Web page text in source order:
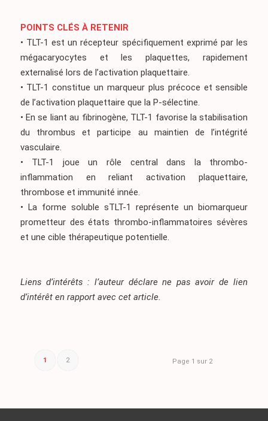
POINTS CLÉS À RETENIR
• TLT-1 est un récepteur spécifiquement exprimé par les
mégacaryocytes et les plaquettes, rapidement
externalisé lors de l’activation plaquettaire.
• TLT-1 constitue un marqueur plus précoce et sensible
de l’activation plaquettaire que la P-sélectine.
• En se liant au fibrinogène, TLT-1 favorise la stabilisation
du thrombus et participe au maintien de l’intégrité
vasculaire.
• TLT-1 joue un rôle central dans la thrombo-
inflammation en reliant activation plaquettaire,
thrombose et immunité innée.
• La forme soluble sTLT-1 représente un biomarqueur
prometteur des états thrombo-inflammatoires sévères
et une cible thérapeutique potentielle.
Liens d’intérêts : l’auteur déclare ne pas avoir de lien
d’intérêt en rapport avec cet article.
Page 1 sur 2
1 2